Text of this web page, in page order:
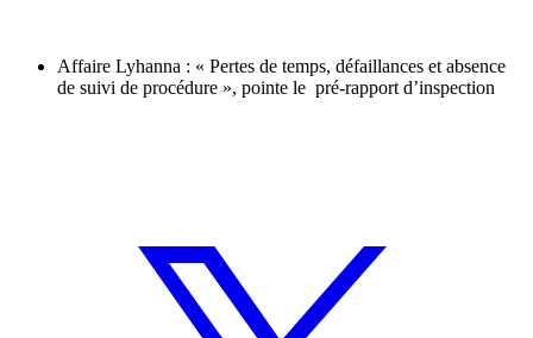
Affaire Lyhanna : « Pertes de temps, défaillances et absence
de suivi de procédure », pointe le pré-rapport d’inspection